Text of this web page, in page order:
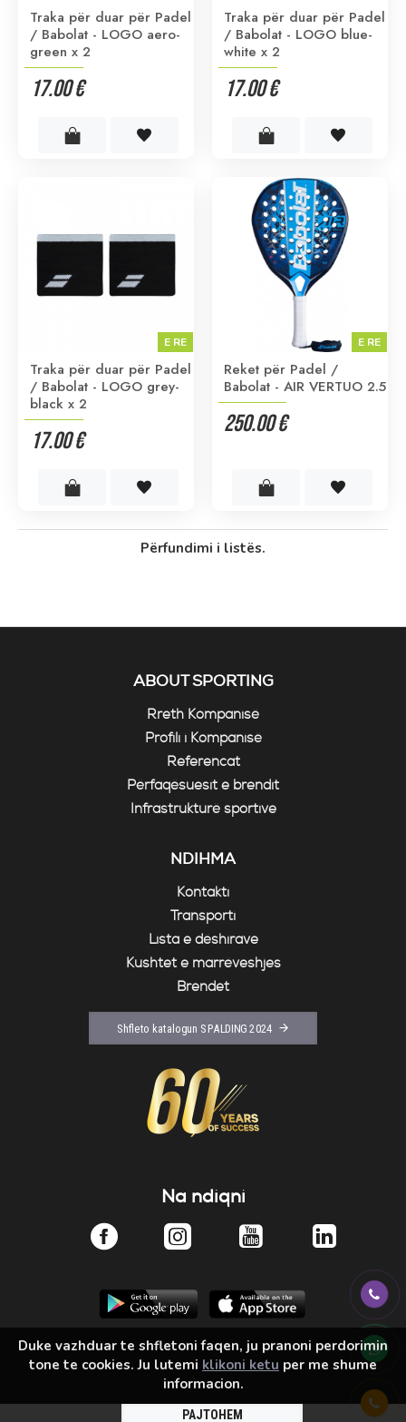
Traka për duar për Padel
/ Babolat - LOGO aero-
green x 2
17.00 €
Traka për duar për Padel
/ Babolat - LOGO blue-
white x 2
17.00 €
E RE
Traka për duar për Padel
/ Babolat - LOGO grey-
black x 2
17.00 €
E RE
Reket për Padel /
Babolat - AIR VERTUO 2.5
250.00 €
Përfundimi i listës.
ABOUT SPORTING
Rreth Kompanisë
Profili i Kompanisë
Referencat
Përfaqësuesit e brendit
Infrastrukturë sportive
NDIHMA
Kontakti
Transporti
Lista e dëshirave
Kushtet e marrëveshjes
Brendet
Shfleto katalogun SPALDING 2024
Na ndiqni
PAJTOHEM
Duke vazhduar te shfletoni faqen, ju pranoni perdorimin
tone te cookies. Ju lutemi klikoni ketu per me shume
informacion.